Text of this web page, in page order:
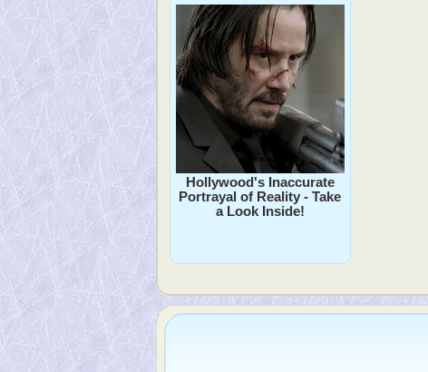
Hollywood's Inaccurate
Portrayal of Reality - Take
a Look Inside!